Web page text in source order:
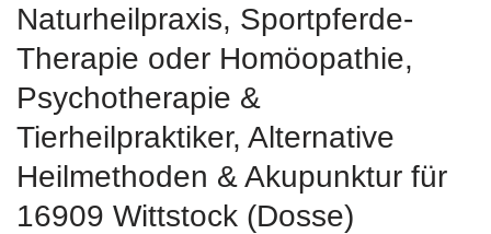
Naturheilpraxis, Sportpferde-
Therapie oder ‎Homöopathie,
‎Psychotherapie &
‎Tierheilpraktiker, Alternative
Heilmethoden & Akupunktur für
16909 Wittstock (Dosse)